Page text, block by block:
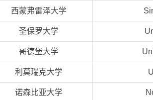
西蒙弗雷泽大学
圣保罗大学
哥德堡大学
利莫瑞克大学
诺森比亚大学